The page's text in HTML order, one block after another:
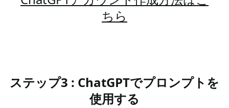
ちら
ステップ3 : ChatGPTでプロンプトを
使用する